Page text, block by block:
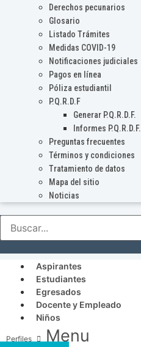
Derechos pecunarios
Glosario
Listado Trámites
Medidas COVID-19
Notificaciones judiciales
Pagos en línea
Póliza estudiantil
P.Q.R.D.F
Generar P.Q.R.D.F.
Informes P.Q.R.D.F.
Preguntas frecuentes
Términos y condiciones
Tratamiento de datos
Mapa del sitio
Noticias
Aspirantes
Estudiantes
Egresados
Docente y Empleado
Niños
Menu